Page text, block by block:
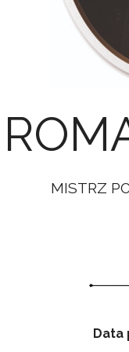
MISTRZ
Data